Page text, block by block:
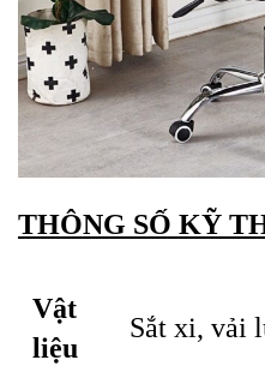
THÔNG SỐ KỸ
Vật
liệu
Sắt xi, vải